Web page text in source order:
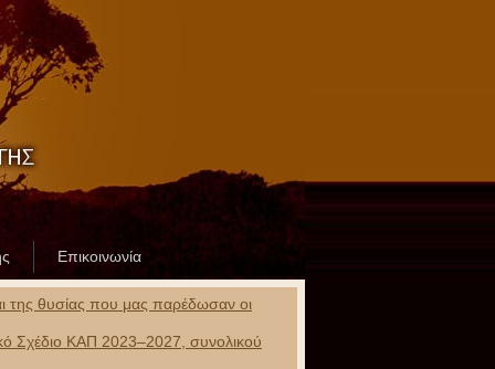
Επικοινωνία
της θυσίας που μας παρέδωσαν οι
Σχέδιο ΚΑΠ 2023–2027, συνολικού